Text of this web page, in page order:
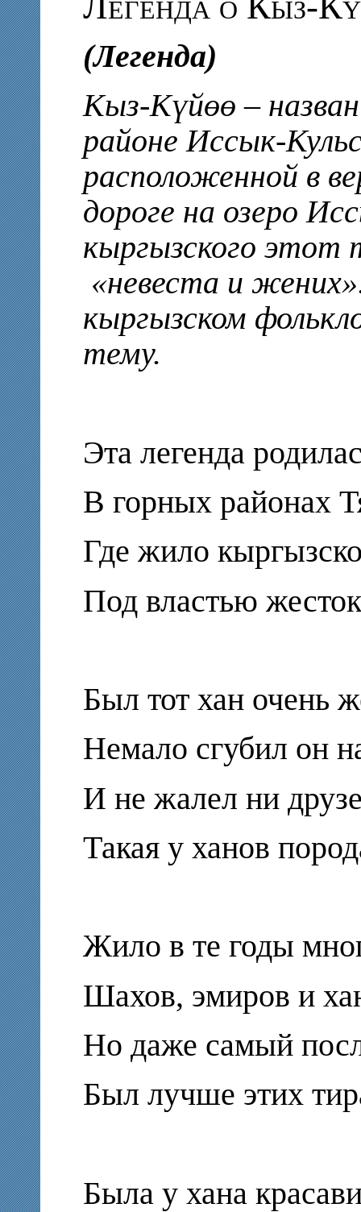
(Легенда)
Кыз-Күйөө –
районе Иссык-
расположенной в
дороге на озеро
кыргызского этот
«невеста и
кыргызском
тему.
Эта легенда
В горных районах
Где жило
Под властью
Был тот хан очень
Немало сгубил он
И не жалел ни
Такая у ханов
Жило в те годы
Шахов, эмиров и
Но даже самый
Был лучше этих
Была у хана